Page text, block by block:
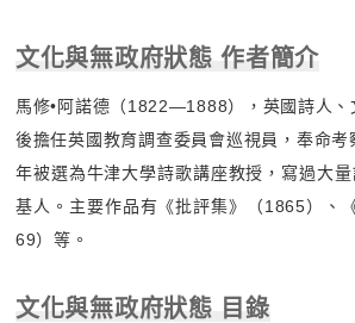
文化與無政府狀態 作者簡介
馬修•阿諾德（1822—1888），英國詩人、
後擔任英國教育調查委員會巡視員，奉命
年被選為牛津大學詩歌講座教授，寫過大
基人。主要作品有《批評集》（1865）、
69）等。
文化與無政府狀態 目錄